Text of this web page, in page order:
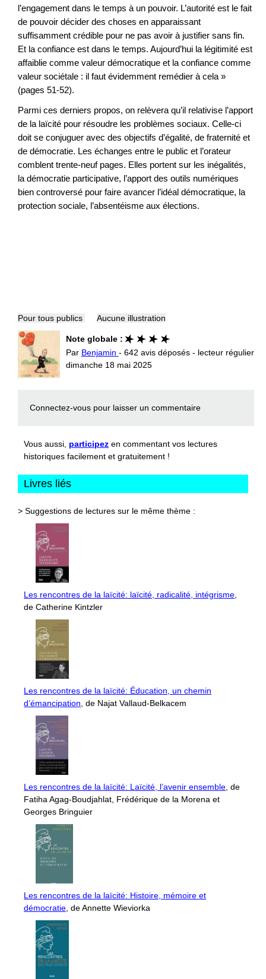
l’engagement dans le temps à un pouvoir. L’autorité est le fait
de pouvoir décider des choses en apparaissant
suffisamment crédible pour ne pas avoir à justifier sans fin.
Et la confiance est dans le temps. Aujourd’hui la légitimité est
affaiblie comme valeur démocratique et la confiance comme
valeur sociétale : il faut évidemment remédier à cela »
(pages 51-52).
Parmi ces derniers propos, on relèvera qu’il relativise l’apport
de la laïcité pour résoudre les problèmes sociaux. Celle-ci
doit se conjuguer avec des objectifs d’égalité, de fraternité et
de démocratie. Les échanges entre le public et l’orateur
comblent trente-neuf pages. Elles portent sur les inégalités,
la démocratie participative, l’apport des outils numériques
bien controversé pour faire avancer l’idéal démocratique, la
protection sociale, l’absentéisme aux élections.
Pour tous publics Aucune illustration
Note globale :
Par Benjamin - 642 avis déposés - lecteur régulier
dimanche 18 mai 2025
Connectez-vous pour laisser un commentaire
Vous aussi, participez en commentant vos lectures
historiques facilement et gratuitement !
Livres liés
> Suggestions de lectures sur le même thème :
Les rencontres de la laïcité: laïcité, radicalité, intégrisme,
de Catherine Kintzler
Les rencontres de la laïcité: Éducation, un chemin
d’émancipation, de Najat Vallaud-Belkacem
Les rencontres de la laïcité: Laïcité, l’avenir ensemble, de
Fatiha Agag-Boudjahlat, Frédérique de la Morena et
Georges Bringuier
Les rencontres de la laïcité: Histoire, mémoire et
démocratie, de Annette Wieviorka